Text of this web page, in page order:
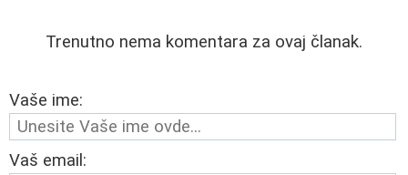
Trenutno nema komentara za ovaj članak.
Vaše ime:
Vaš email: